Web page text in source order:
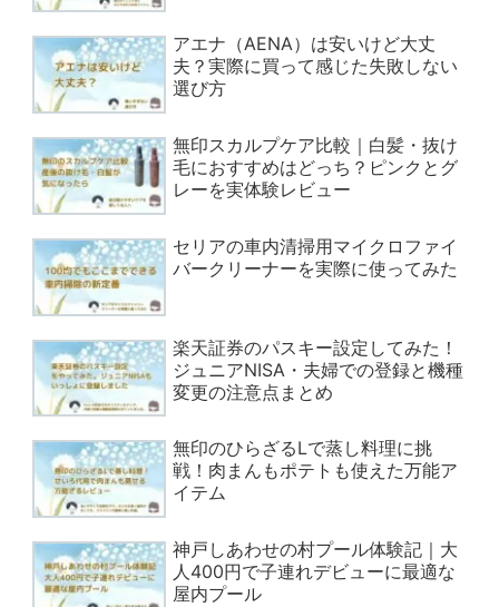
アエナ（AENA）は安いけど大丈
夫？実際に買って感じた失敗しない
選び方
無印スカルプケア比較｜白髪・抜け
毛におすすめはどっち？ピンクとグ
レーを実体験レビュー
セリアの車内清掃用マイクロファイ
バークリーナーを実際に使ってみた
楽天証券のパスキー設定してみた！
ジュニアNISA・夫婦での登録と機種
変更の注意点まとめ
無印のひらざるLで蒸し料理に挑
戦！肉まんもポテトも使えた万能ア
イテム
神戸しあわせの村プール体験記｜大
人400円で子連れデビューに最適な
屋内プール